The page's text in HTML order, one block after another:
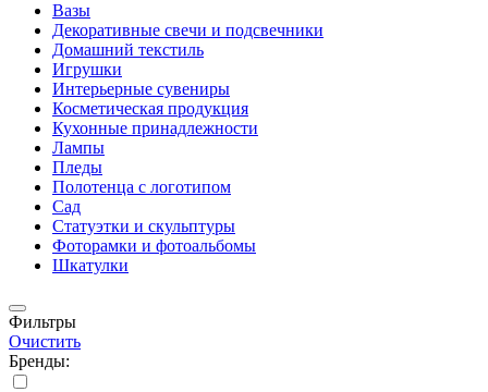
Вазы
Декоративные свечи и подсвечники
Домашний текстиль
Игрушки
Интерьерные сувениры
Косметическая продукция
Кухонные принадлежности
Лампы
Пледы
Полотенца с логотипом
Сад
Статуэтки и скульптуры
Фоторамки и фотоальбомы
Шкатулки
Фильтры
Очистить
Бренды: